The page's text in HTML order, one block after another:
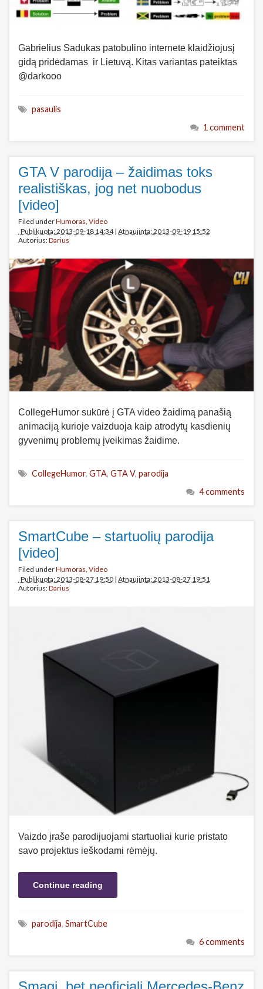
Gabrielius Sadukas patobulino internete klaidžiojusį
gidą pridėdamas ir Lietuvą. Kitas variantas pateiktas
@darkooo
pasaulis
1 comment
GTA V parodija – žaidimas toks
realistiškas, jog net nuobodus
[video]
Filed underHumoras Video
Publikuota: 2013-09-18 14:34| Atnaujinta: 2013-09-19 15:52
Autorius:Darius
CollegeHumor sukūrė į GTA video žaidimą panašią
animaciją kurioje vaizduoja kaip atrodytų kasdienių
gyvenimų problemų įveikimas žaidime.
CollegeHumor, GTA, GTA V, parodija
4 comments
SmartCube – startuolių parodija
[video]
Filed underHumoras Video
Publikuota: 2013-08-27 19:50 | Atnaujinta: 2013-08-27 19:51
Autorius:Darius
Vaizdo įraše parodijuojami startuoliai kurie pristato
savo projektus ieškodami rėmėjų.
Continue reading
parodija, SmartCube
6 comments